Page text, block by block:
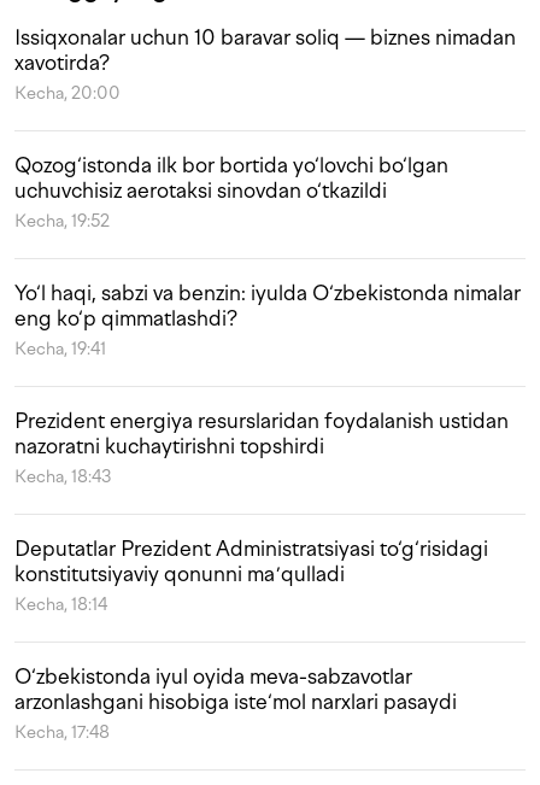
Issiqxonalar uchun 10 baravar soliq — biznes nimadan
xavotirda?
Kecha, 20:00
Qozog‘istonda ilk bor bortida yo‘lovchi bo‘lgan
uchuvchisiz aerotaksi sinovdan o‘tkazildi
Kecha, 19:52
Yo‘l haqi, sabzi va benzin: iyulda O‘zbekistonda nimalar
eng ko‘p qimmatlashdi?
Kecha, 19:41
Prezident energiya resurslaridan foydalanish ustidan
nazoratni kuchaytirishni topshirdi
Kecha, 18:43
Deputatlar Prezident Administratsiyasi to‘g‘risidagi
konstitutsiyaviy qonunni maʼqulladi
Kecha, 18:14
O‘zbekistonda iyul oyida meva-sabzavotlar
arzonlashgani hisobiga iste‘mol narxlari pasaydi
Kecha, 17:48